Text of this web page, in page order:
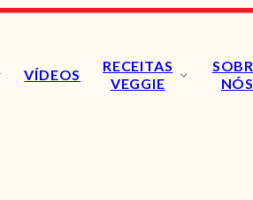
VÍDEOS
RECEITAS
VEGGIE
NÓS